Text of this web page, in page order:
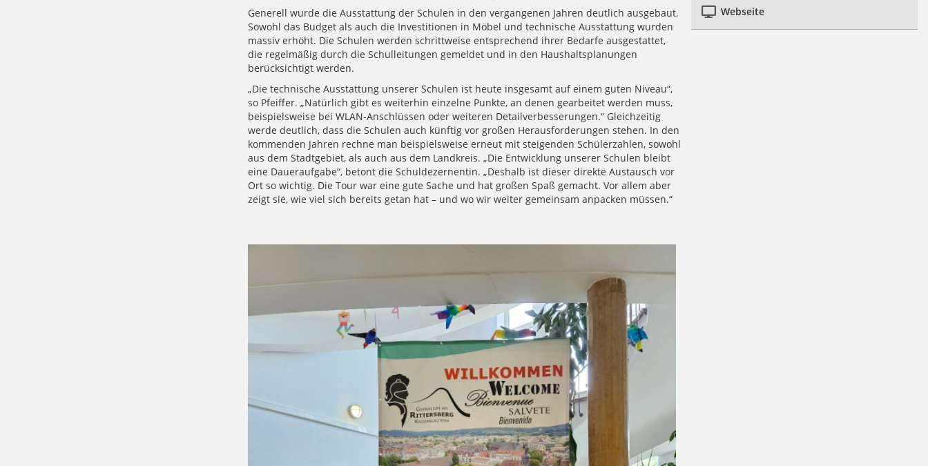
Generell wurde die Ausstattung der Schulen in den vergangenen Jahren deutlich ausgebaut.
Sowohl das Budget als auch die Investitionen in Möbel und technische Ausstattung wurden
massiv erhöht. Die Schulen werden schrittweise entsprechend ihrer Bedarfe ausgestattet,
die regelmäßig durch die Schulleitungen gemeldet und in den Haushaltsplanungen
berücksichtigt werden.
„Die technische Ausstattung unserer Schulen ist heute insgesamt auf einem guten Niveau“,
so Pfeiffer. „Natürlich gibt es weiterhin einzelne Punkte, an denen gearbeitet werden muss,
beispielsweise bei WLAN-Anschlüssen oder weiteren Detailverbesserungen.“ Gleichzeitig
werde deutlich, dass die Schulen auch künftig vor großen Herausforderungen stehen. In den
kommenden Jahren rechne man beispielsweise erneut mit steigenden Schülerzahlen, sowohl
aus dem Stadtgebiet, als auch aus dem Landkreis. „Die Entwicklung unserer Schulen bleibt
eine Daueraufgabe“, betont die Schuldezernentin. „Deshalb ist dieser direkte Austausch vor
Ort so wichtig. Die Tour war eine gute Sache und hat großen Spaß gemacht. Vor allem aber
zeigt sie, wie viel sich bereits getan hat – und wo wir weiter gemeinsam anpacken müssen.“
Webseite